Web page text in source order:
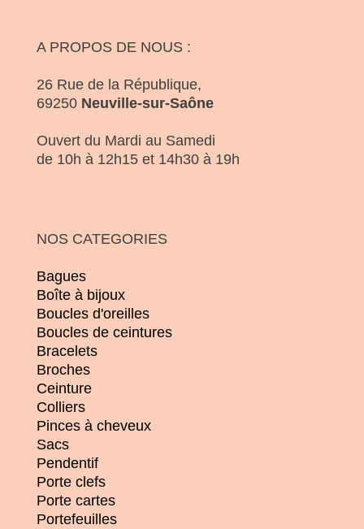
A PROPOS DE NOUS :
26 Rue de la République,
69250 Neuville-sur-Saône
Ouvert du Mardi au Samedi
de 10h à 12h15 et 14h30 à 19h
NOS CATEGORIES
Bagues
Boîte à bijoux
Boucles d'oreilles
Boucles de ceintures
Bracelets
Broches
Ceinture
Colliers
Pinces à cheveux
Sacs
Pendentif
Porte clefs
Porte cartes
Portefeuilles